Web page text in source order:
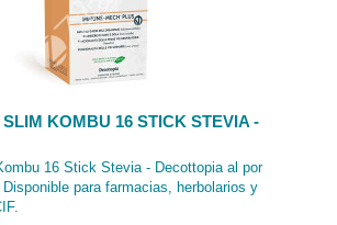
KOMBU 16 STICK STEVIA -
16 Stick Stevia - Decottopia al por
para farmacias, herbolarios y